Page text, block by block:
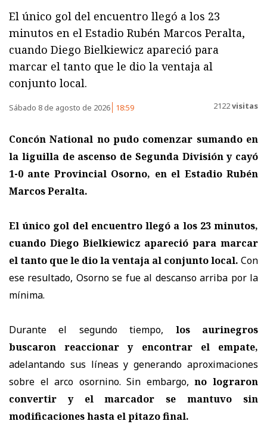
El único gol del encuentro llegó a los 23
minutos en el Estadio Rubén Marcos Peralta,
cuando Diego Bielkiewicz apareció para
marcar el tanto que le dio la ventaja al
conjunto local.
Sábado 8 de agosto de 2026 18:59 2122visitas
Concón National no pudo comenzar sumando en
la liguilla de ascenso de Segunda División y cayó
1-0 ante Provincial Osorno, en el Estadio Rubén
Marcos Peralta.
El único gol del encuentro llegó a los 23 minutos,
cuando Diego Bielkiewicz apareció para marcar
el tanto que le dio la ventaja al conjunto local. Con
ese resultado, Osorno se fue al descanso arriba por la
mínima.
Durante el segundo tiempo, los aurinegros
buscaron reaccionar y encontrar el empate,
adelantando sus líneas y generando aproximaciones
sobre el arco osornino. Sin embargo,no lograron
convertir y el marcador se mantuvo sin
modificaciones hasta el pitazo final.